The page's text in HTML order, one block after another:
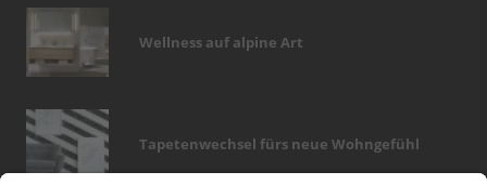
Wellness auf alpine Art
Tapetenwechsel fürs neue Wohngefühl